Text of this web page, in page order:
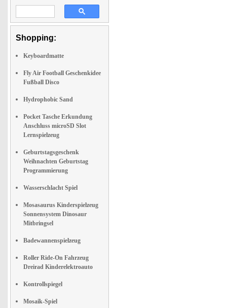
Shopping:
Keyboardmatte
Fly Air Football Geschenkidee
Fußball Disco
Hydrophobic Sand
Pocket Tasche Erkundung
Anschluss microSD Slot
Lernspielzeug
Geburtstagsgeschenk
Weihnachten Geburtstag
Programmierung
Wasserschlacht Spiel
Mosasaurus Kinderspielzeug
Sonnensystem Dinosaur
Mitbringsel
Badewannenspielzeug
Roller Ride-On Fahrzeug
Dreirad Kinderelektroauto
Kontrollspiegel
Mosaik-Spiel